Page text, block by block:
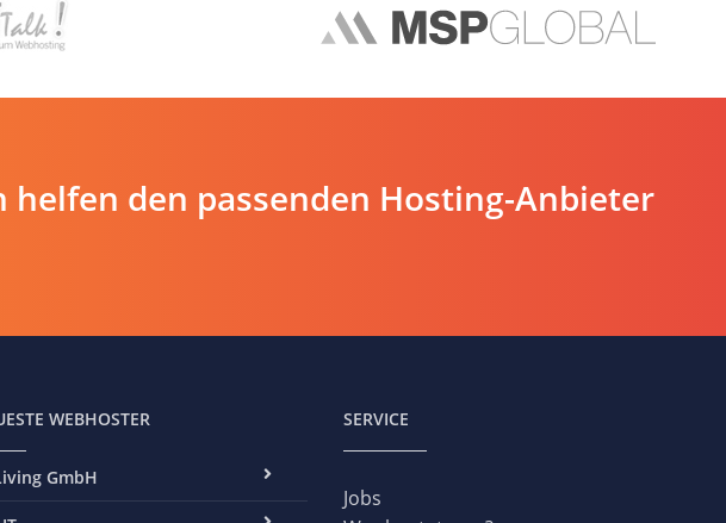
den passenden Hosting-Anbieter
WEBHOSTER
GmbH
SERVICE
Jobs